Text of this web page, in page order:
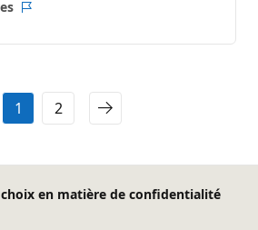
1 2
choix en matière de confidentialité